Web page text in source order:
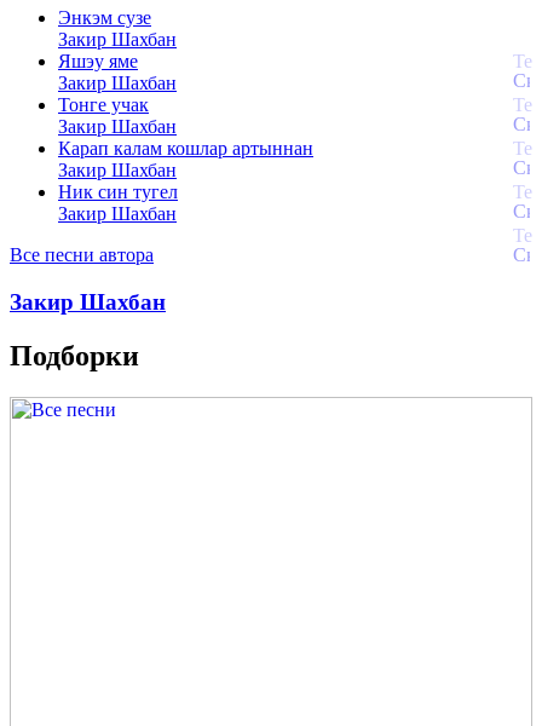
Энкэм сузе
Закир Шахбан
Яшэу яме
Закир Шахбан
Тонге учак
Закир Шахбан
Карап калам кошлар артыннан
Закир Шахбан
Ник син тугел
Закир Шахбан
Все песни автора
Закир Шахбан
Подборки